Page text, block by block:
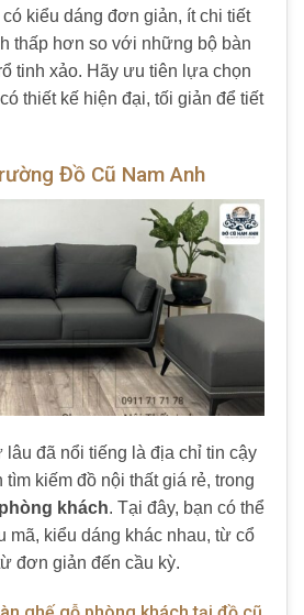
kiểu dáng đơn giản, ít chi tiết
thấp hơn so với những bộ bàn
tinh xảo. Hãy ưu tiên lựa chọn
thiết kế hiện đại, tối giản để tiết
Đồ Cũ Nam Anh
lâu đã nổi tiếng là địa chỉ tin cậy
kiếm đồ nội thất giá rẻ, trong
khách. Tại đây, bạn có thể
mã, kiểu dáng khác nhau, từ cổ
đơn giản đến cầu kỳ.